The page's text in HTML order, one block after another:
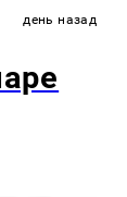
день назад